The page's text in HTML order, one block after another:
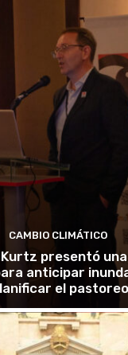
CAMBIO CLIMÁTICO
presentó
anticipar
el pastoreo